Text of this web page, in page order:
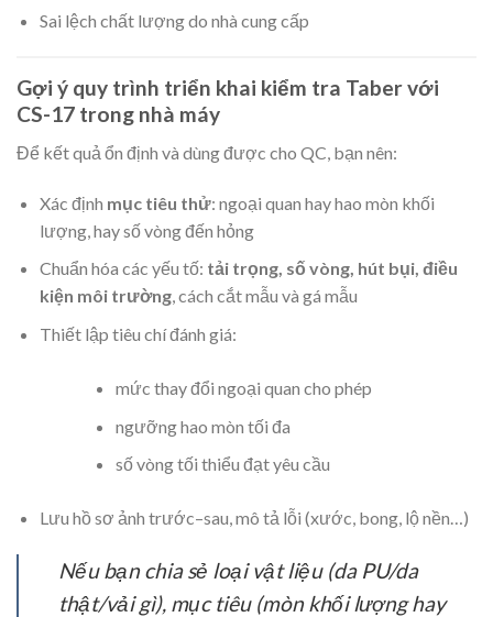
Sai lệch chất lượng do nhà cung cấp
Gợi ý quy trình triển khai kiểm tra Taber với
CS-17 trong nhà máy
Để kết quả ổn định và dùng được cho QC, bạn nên:
Xác định mục tiêu thử: ngoại quan hay hao mòn khối
lượng, hay số vòng đến hỏng
Chuẩn hóa các yếu tố: tải trọng, số vòng, hút bụi, điều
kiện môi trường, cách cắt mẫu và gá mẫu
Thiết lập tiêu chí đánh giá:
mức thay đổi ngoại quan cho phép
ngưỡng hao mòn tối đa
số vòng tối thiểu đạt yêu cầu
Lưu hồ sơ ảnh trước–sau, mô tả lỗi (xước, bong, lộ nền…)
Nếu bạn chia sẻ loại vật liệu (da PU/da
thật/vải gì), mục tiêu (mòn khối lượng hay